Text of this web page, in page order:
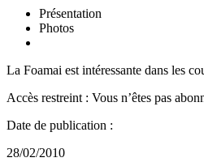
Présentation
Photos
La Foamai est intéressante dans les
Accès restreint : Vous n’êtes pas
Date de publication :
28/02/2010